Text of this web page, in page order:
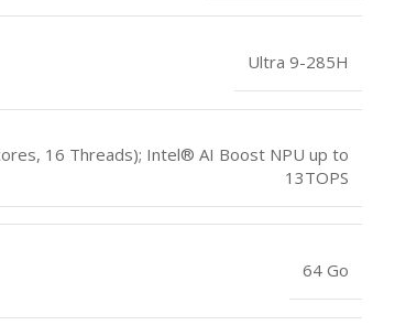
Ultra 9-285H
16 Threads); Intel® AI Boost NPU up to
13TOPS
64 Go